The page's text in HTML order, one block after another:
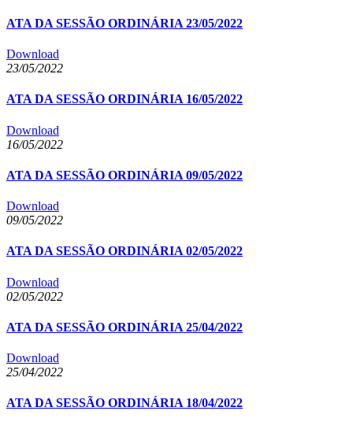
ATA DA SESSÃO ORDINÁRIA 23/05/2022
Download
23/05/2022
ATA DA SESSÃO ORDINÁRIA 16/05/2022
Download
16/05/2022
ATA DA SESSÃO ORDINÁRIA 09/05/2022
Download
09/05/2022
ATA DA SESSÃO ORDINÁRIA 02/05/2022
Download
02/05/2022
ATA DA SESSÃO ORDINÁRIA 25/04/2022
Download
25/04/2022
ATA DA SESSÃO ORDINÁRIA 18/04/2022